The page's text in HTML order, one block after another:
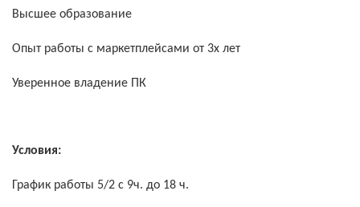
Высшее образование
Опыт работы с маркетплейсами от 3х лет
Уверенное владение ПК
Условия:
График работы 5/2 с 9ч. до 18 ч.